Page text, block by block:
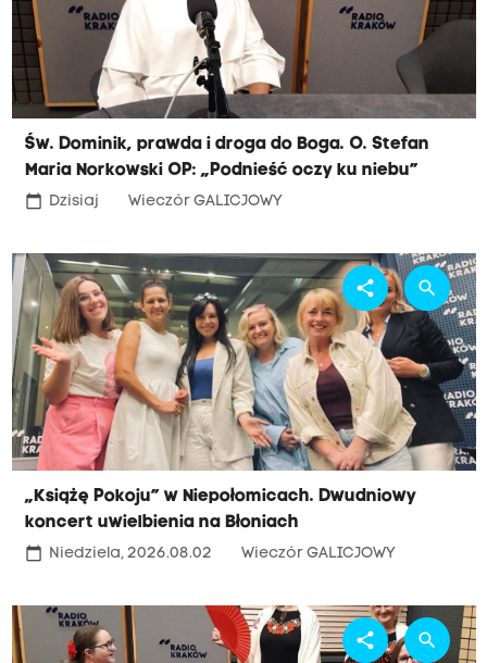
Św. Dominik, prawda i droga do Boga. O. Stefan
Maria Norkowski OP: „Podnieść oczy ku niebu”
calendar_today Dzisiaj Wieczór GALICJOWY
„Książę Pokoju” w Niepołomicach. Dwudniowy
koncert uwielbienia na Błoniach
calendar_today Niedziela, 2026.08.02 Wieczór GALICJOWY
share search
share search